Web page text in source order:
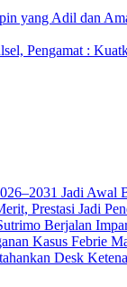
yang Adil dan
Pengamat :
Jadi Awal
Prestasi Jadi
Berjalan
Kasus Febrie
Desk